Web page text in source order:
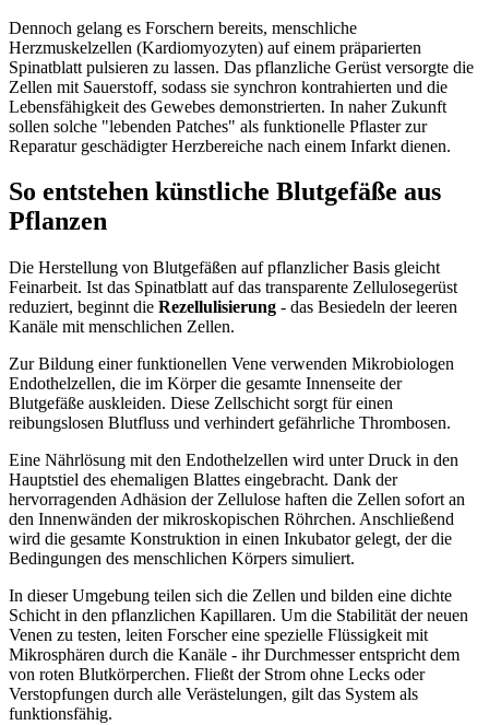
Dennoch gelang es Forschern bereits, menschliche
Herzmuskelzellen (Kardiomyozyten) auf einem präparierten
Spinatblatt pulsieren zu lassen. Das pflanzliche Gerüst versorgte die
Zellen mit Sauerstoff, sodass sie synchron kontrahierten und die
Lebensfähigkeit des Gewebes demonstrierten. In naher Zukunft
sollen solche "lebenden Patches" als funktionelle Pflaster zur
Reparatur geschädigter Herzbereiche nach einem Infarkt dienen.
So entstehen künstliche Blutgefäße aus
Pflanzen
Die Herstellung von Blutgefäßen auf pflanzlicher Basis gleicht
Feinarbeit. Ist das Spinatblatt auf das transparente Zellulosegerüst
reduziert, beginnt die Rezellulisierung - das Besiedeln der leeren
Kanäle mit menschlichen Zellen.
Zur Bildung einer funktionellen Vene verwenden Mikrobiologen
Endothelzellen, die im Körper die gesamte Innenseite der
Blutgefäße auskleiden. Diese Zellschicht sorgt für einen
reibungslosen Blutfluss und verhindert gefährliche Thrombosen.
Eine Nährlösung mit den Endothelzellen wird unter Druck in den
Hauptstiel des ehemaligen Blattes eingebracht. Dank der
hervorragenden Adhäsion der Zellulose haften die Zellen sofort an
den Innenwänden der mikroskopischen Röhrchen. Anschließend
wird die gesamte Konstruktion in einen Inkubator gelegt, der die
Bedingungen des menschlichen Körpers simuliert.
In dieser Umgebung teilen sich die Zellen und bilden eine dichte
Schicht in den pflanzlichen Kapillaren. Um die Stabilität der neuen
Venen zu testen, leiten Forscher eine spezielle Flüssigkeit mit
Mikrosphären durch die Kanäle - ihr Durchmesser entspricht dem
von roten Blutkörperchen. Fließt der Strom ohne Lecks oder
Verstopfungen durch alle Verästelungen, gilt das System als
funktionsfähig.